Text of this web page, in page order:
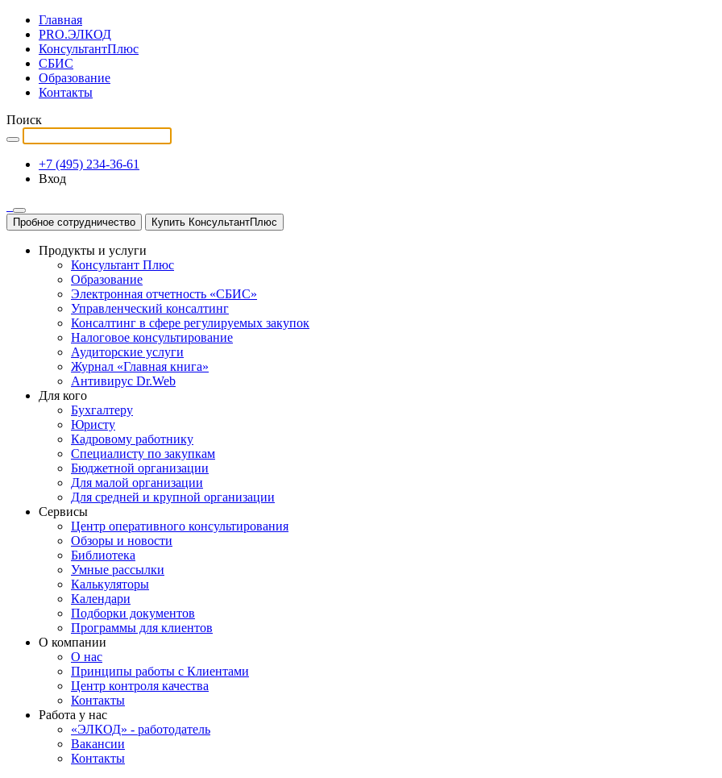
Главная
PRO.ЭЛКОД
КонсультантПлюс
СБИС
Образование
Контакты
Поиск
+7 (495) 234-36-61
Вход
Пробное сотрудничество Купить КонсультантПлюс
Продукты и услуги
Консультант Плюс
Образование
Электронная отчетность «СБИС»
Управленческий консалтинг
Консалтинг в сфере регулируемых закупок
Налоговое консультирование
Аудиторские услуги
Журнал «Главная книга»
Антивирус Dr.Web
Для кого
Бухгалтеру
Юристу
Кадровому работнику
Специалисту по закупкам
Бюджетной организации
Для малой организации
Для средней и крупной организации
Сервисы
Центр оперативного консультирования
Обзоры и новости
Библиотека
Умные рассылки
Калькуляторы
Календари
Подборки документов
Программы для клиентов
О компании
О нас
Принципы работы с Клиентами
Центр контроля качества
Контакты
Работа у нас
«ЭЛКОД» - работодатель
Вакансии
Контакты